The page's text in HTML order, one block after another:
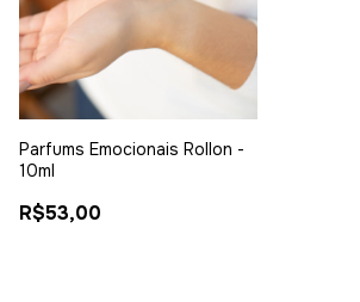
Parfums Emocionais Rollon -
10ml
R$53,00